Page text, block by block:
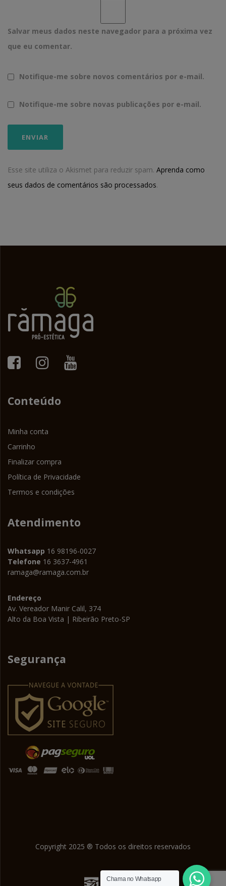
Salvar meus dados neste navegador para a próxima vez
que eu comentar.
Notifique-me sobre novos comentários por e-mail.
Notifique-me sobre novas publicações por e-mail.
Esse site utiliza o Akismet para reduzir spam. Aprenda como
seus dados de comentários são processados.
Conteúdo
Minha conta
Carrinho
Finalizar compra
Política de Privacidade
Termos e condições
Atendimento
Whatsapp 16 98196-0027
Telefone 16 3637-4961
ramaga@ramaga.com.br
Endereço
Av. Vereador Manir Calil, 374
Alto da Boa Vista | Ribeirão Preto-SP
Segurança
Copyright 2025 ® Todos os direitos reservados
Chama no Whatsapp